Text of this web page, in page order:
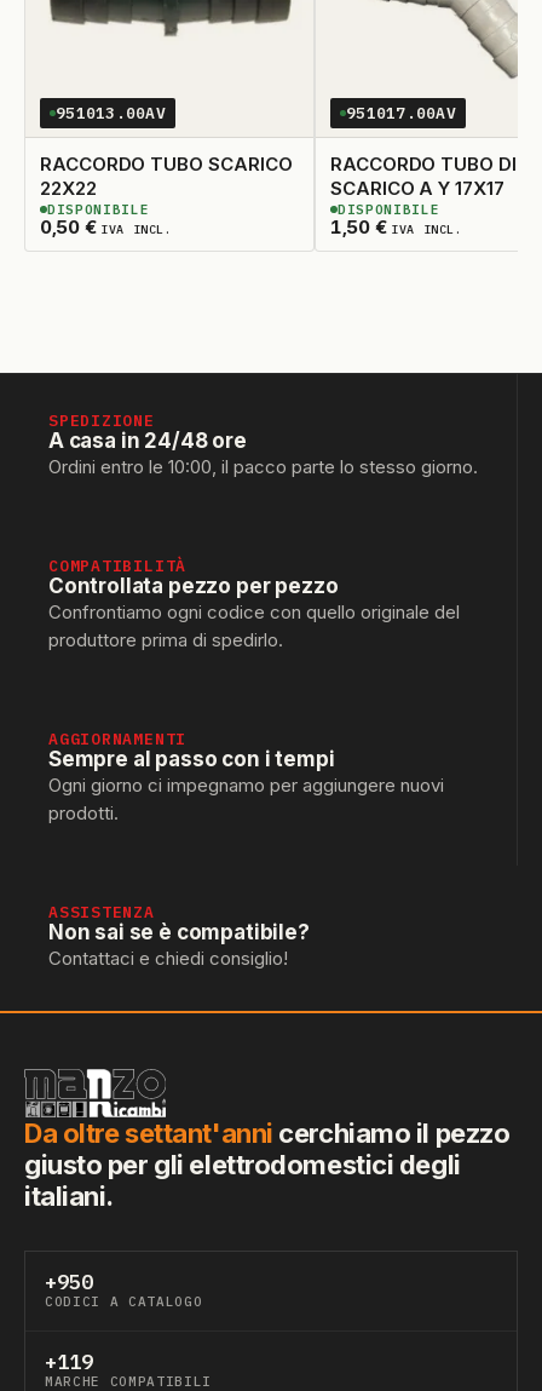
20 WPRO
22 ZOPPAS
951013.00AV
RACCORDO TUBO SCARICO
22X22
0,50 € IVA INCL.
3DISPONIBILI
DISPONIBILE
951017.00AV
RACCORDO TUBO DI
SCARICO A Y 17X17
1,50 € IVA INCL.
3DISPONIBILI
DISPONIBILE
SPEDIZIONE
A casa in 24/48 ore
Ordini entro le 10:00, il pacco parte lo stesso giorno.
COMPATIBILITÀ
Controllata pezzo per pezzo
Confrontiamo ogni codice con quello originale del
produttore prima di spedirlo.
AGGIORNAMENTI
Sempre al passo con i tempi
Ogni giorno ci impegnamo per aggiungere nuovi
prodotti.
ASSISTENZA
Non sai se è compatibile?
Contattaci e chiedi consiglio!
Da oltre settant'anni cerchiamo il pezzo
giusto per gli elettrodomestici degli
italiani.
+950
CODICI A CATALOGO
+119
MARCHE COMPATIBILI